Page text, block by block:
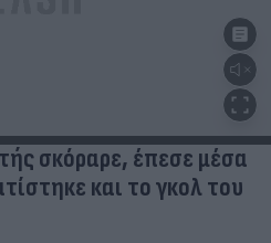
σκόραρε, έπεσε μέσα
και το γκολ του